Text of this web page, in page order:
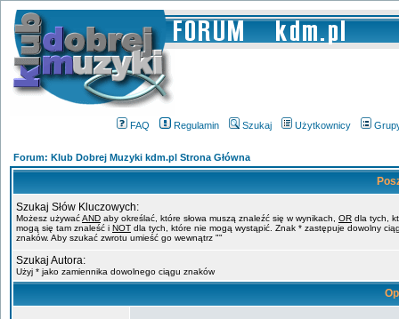
FAQ Regulamin Szukaj Użytkownicy
Forum: Klub Dobrej Muzyki kdm.pl Strona Główna
Szukaj Słów Kluczowych:
Możesz używaćAND aby określać, które słowa muszą znaleźć się w wynikach, OR dla tych,
mogą się tam znaleść i NOT dla tych, które nie mogą wystąpić. Znak * zastępuje dowolny
znaków. Aby szukać zwrotu umieść go wewnątrz ""
Szukaj Autora:
Użyj * jako zamiennika dowolnego ciągu znaków